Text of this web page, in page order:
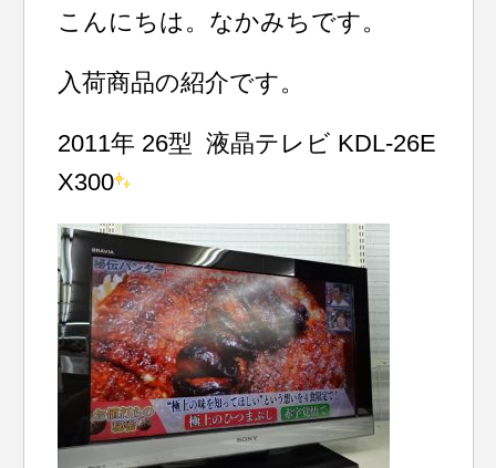
こんにちは。なかみちです。
入荷商品の紹介です。
2011年 26型 液晶テレビ KDL-26E
X300